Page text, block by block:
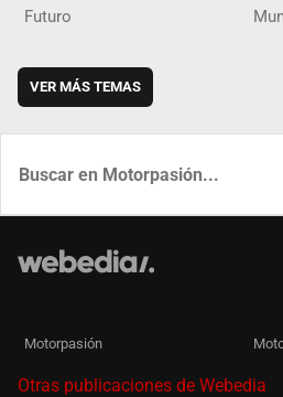
Futuro
VER MÁS TEMAS
Motorpasión
Otras publicaciones de Webedia